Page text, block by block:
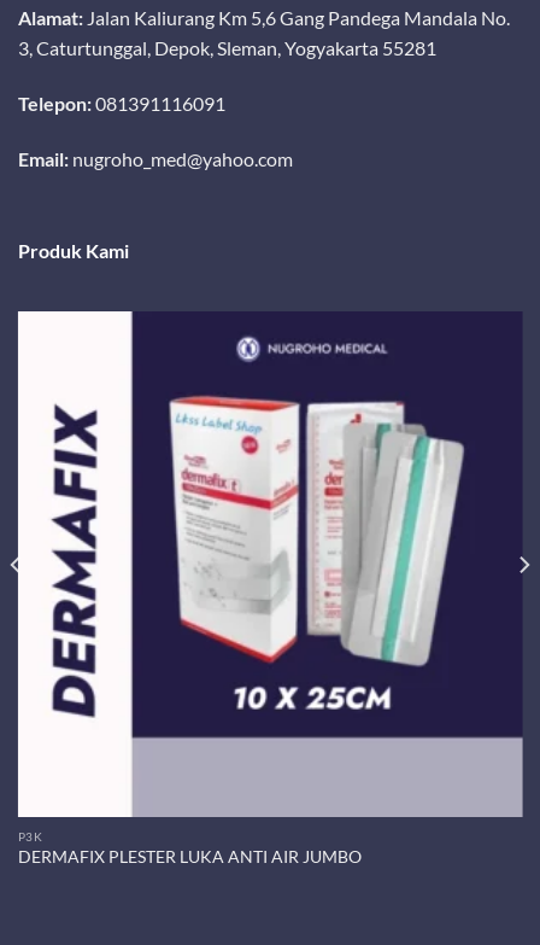
Alamat: Jalan Kaliurang Km 5,6 Gang Pandega Mandala No.
3, Caturtunggal, Depok, Sleman, Yogyakarta 55281
Telepon:081391116091
Email: nugroho_med@yahoo.com
Produk Kami
P3K
DERMAFIX PLESTER LUKA ANTI AIR JUMBO